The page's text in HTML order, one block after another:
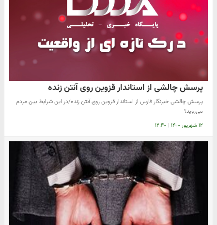
پرسش چالشی از استاندار قزوین روی آنتن زنده
پرسش چالشی خبرنگار فارس از استاندار قزوین روی آنتن زنده/در این شرایط بین مردم
می‌روید؟
۱۲ شهریور ۱۴۰۰ | ۱۲:۴۰